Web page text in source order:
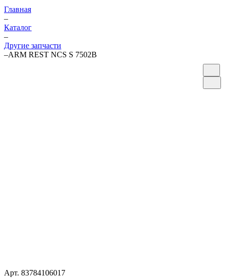
Главная
–
Каталог
–
Другие запчасти
–ARM REST NCS S 7502B
Арт. 83784106017